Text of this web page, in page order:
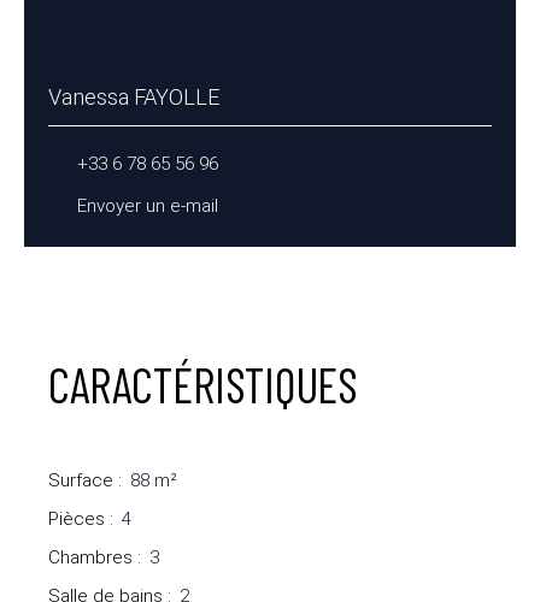
Vanessa FAYOLLE
+33 6 78 65 56 96
Envoyer un e-mail
CARACTÉRISTIQUES
Surface : 88 m²
Pièces : 4
Chambres : 3
Salle de bains : 2